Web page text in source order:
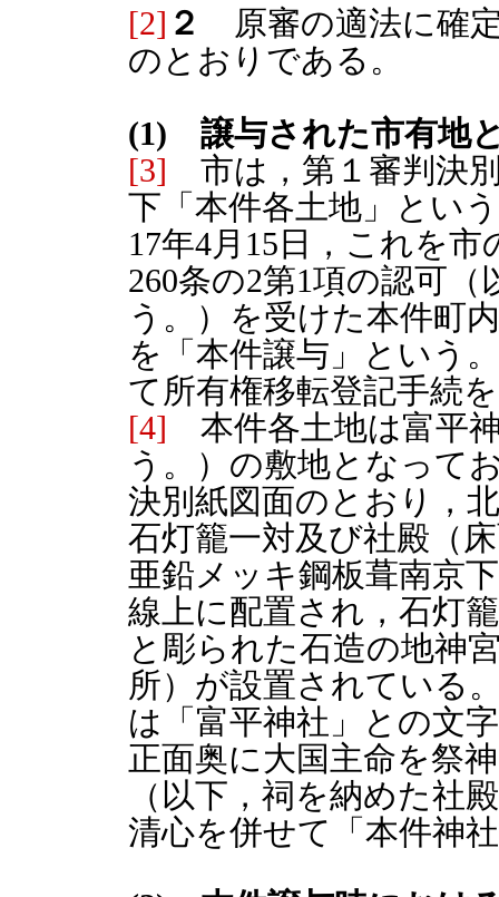
[2] ２
原審の適法に確
のとおりである。
(1) 譲与された市有地
[3] 市は，第１審判決
下「本件各土地」とい
17年4月15日，これを
260条の2第1項の認可
う。）を受けた本件町
を「本件譲与」という
て所有権移転登記手続
[4] 本件各土地は富平
う。）の敷地となって
決別紙図面のとおり，
石灯籠一対及び社殿（
亜鉛メッキ鋼板葺南京
線上に配置され，石灯
と彫られた石造の地神
所）が設置されている
は「富平神社」との文
正面奥に大国主命を祭
（以下，祠を納めた社
清心を併せて「本件神